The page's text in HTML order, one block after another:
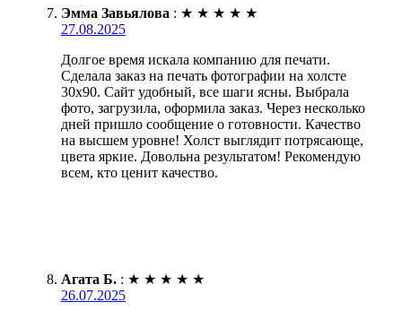
Эмма Завьялова : ★ ★ ★ ★ ★
27.08.2025
Долгое время искала компанию для печати.
Сделала заказ на печать фотографии на холсте
30х90. Сайт удобный, все шаги ясны. Выбрала
фото, загрузила, оформила заказ. Через несколько
дней пришло сообщение о готовности. Качество
на высшем уровне! Холст выглядит потрясающе,
цвета яркие. Довольна результатом! Рекомендую
всем, кто ценит качество.
Агата Б. : ★ ★ ★ ★ ★
26.07.2025